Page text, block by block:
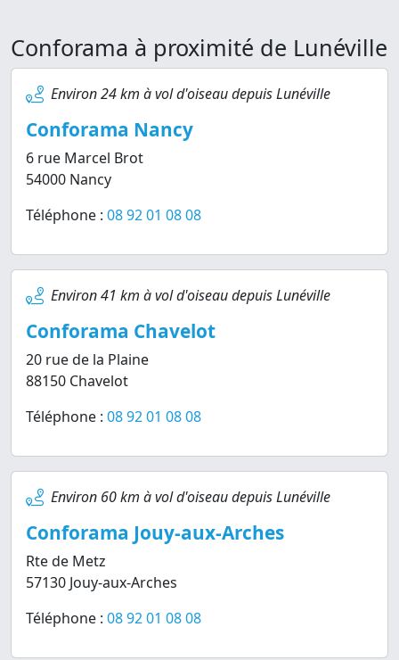
Conforama à proximité de Lunéville
Environ 24 km à vol d'oiseau depuis Lunéville
Conforama Nancy
6 rue Marcel Brot
54000 Nancy
Téléphone : 08 92 01 08 08
Environ 41 km à vol d'oiseau depuis Lunéville
Conforama Chavelot
20 rue de la Plaine
88150 Chavelot
Téléphone : 08 92 01 08 08
Environ 60 km à vol d'oiseau depuis Lunéville
Conforama Jouy-aux-Arches
Rte de Metz
57130 Jouy-aux-Arches
Téléphone : 08 92 01 08 08